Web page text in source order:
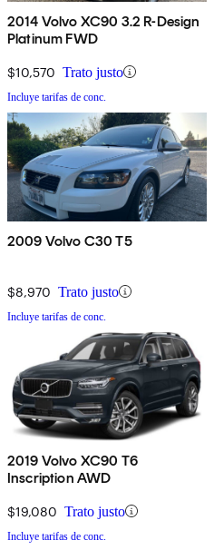
2014 Volvo XC90 3.2 R-Design
Platinum FWD
$10,570 Trato justo
Incluye tarifas de conc.
2009 Volvo C30 T5
$8,970 Trato justo
Incluye tarifas de conc.
2019 Volvo XC90 T6
Inscription AWD
$19,080 Trato justo
Incluye tarifas de conc.